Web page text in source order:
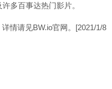
多百事达热门影片。
情请见BW.io官网。[2021/1/8